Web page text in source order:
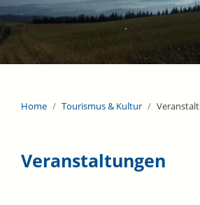
Home Tourismus & Kultur
Veranstaltungen